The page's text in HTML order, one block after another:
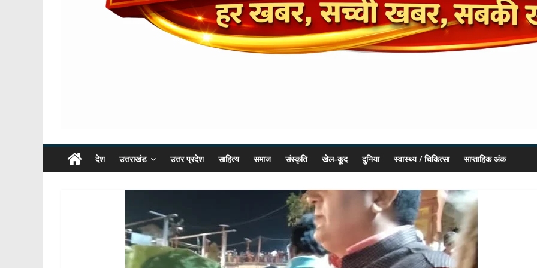
देश उत्तराखंड उत्तर प्रदेश साहित्य समाज संस्कृति खेल-कूद दुनिया स्वास्थ्य / चिकित्सा साप्ताहिक अंक